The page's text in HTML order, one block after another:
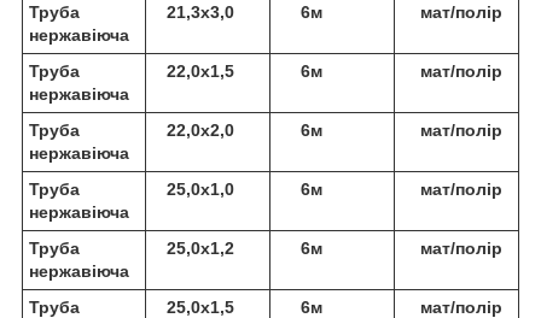
Труба
нержавіюча
21,3х3,0 6м мат/полір
Труба
нержавіюча
22,0х1,5 6м мат/полір
Труба
нержавіюча
22,0х2,0 6м мат/полір
Труба
нержавіюча
25,0х1,0 6м мат/полір
Труба
нержавіюча
25,0х1,2 6м мат/полір
Труба
25,0х1,5 6м мат/полір